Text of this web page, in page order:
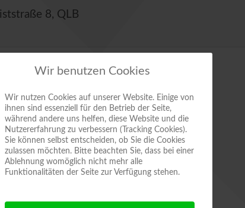
8, QLB
Wir benutzen Cookies
Wir nutzen Cookies auf unserer Website. Einige von
ihnen sind essenziell für den Betrieb der Seite,
während andere uns helfen, diese Website und die
Nutzererfahrung zu verbessern (Tracking Cookies).
Sie können selbst entscheiden, ob Sie die Cookies
zulassen möchten. Bitte beachten Sie, dass bei einer
Ablehnung womöglich nicht mehr alle
Funktionalitäten der Seite zur Verfügung stehen.